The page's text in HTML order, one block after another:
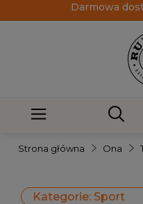
Darmowa
Strona główna Ona
Kategorie: Sport